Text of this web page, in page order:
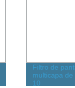
Filtro de
multicapa
10